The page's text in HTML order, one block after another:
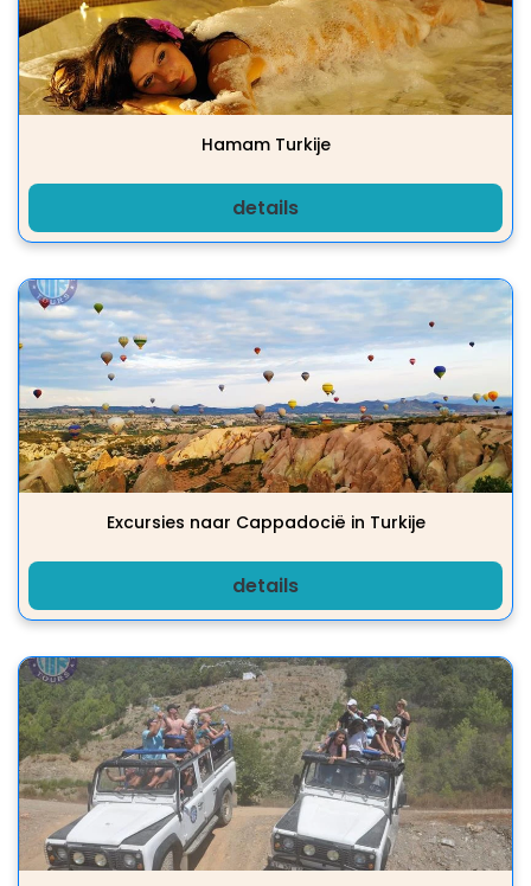
Hamam Turkije
details
Excursies naar Cappadocië in Turkije
details